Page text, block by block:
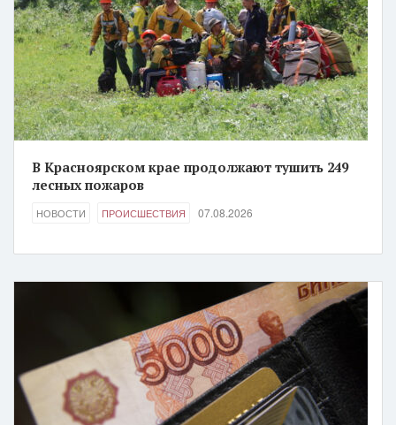
В Красноярском крае продолжают тушить 249
лесных пожаров
НОВОСТИ ПРОИСШЕСТВИЯ 07.08.2026